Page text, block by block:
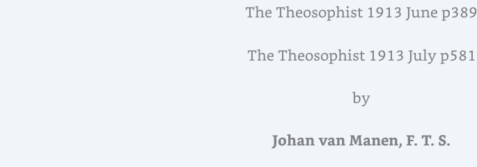
The Theosophist 1913 June p389
The Theosophist 1913 July p581
by
Johan van Manen, F. T. S.